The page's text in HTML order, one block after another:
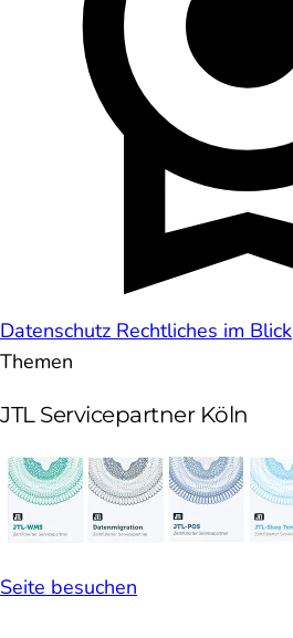
Datenschutz Rechtliches im Blick
Themen
JTL Servicepartner Köln
Seite besuchen